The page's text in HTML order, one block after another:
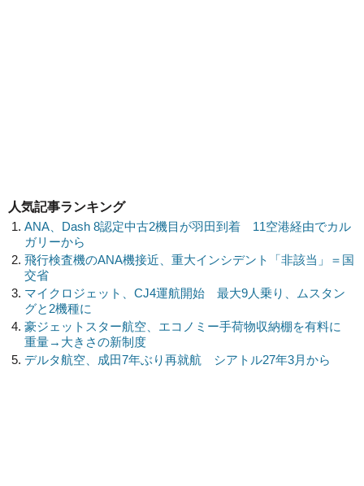
人気記事ランキング
ANA、Dash 8認定中古2機目が羽田到着 11空港経由でカル
ガリーから
飛行検査機のANA機接近、重大インシデント「非該当」＝国
交省
マイクロジェット、CJ4運航開始 最大9人乗り、ムスタン
グと2機種に
豪ジェットスター航空、エコノミー手荷物収納棚を有料に
重量→大きさの新制度
デルタ航空、成田7年ぶり再就航 シアトル27年3月から